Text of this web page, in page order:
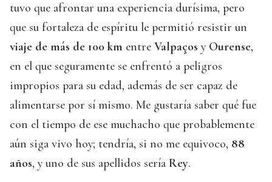
tuvo que afrontar una experiencia durísima, pero
que su fortaleza de espíritu le permitió resistir un
viaje de más de 100 km entre Valpaços y Ourense,
en el que seguramente se enfrentó a peligros
impropios para su edad, además de ser capaz de
alimentarse por sí mismo. Me gustaría saber qué fue
con el tiempo de ese muchacho que probablemente
aún siga vivo hoy; tendría, si no me equivoco, 88
años, y uno de sus apellidos sería Rey.